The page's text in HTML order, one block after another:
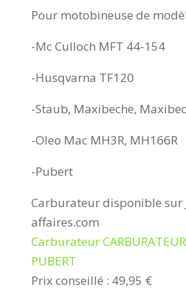
Pour motobineuse de
-Mc Culloch MFT 44-154
-Husqvarna TF120
-Staub, Maxibeche,
-Oleo Mac MH3R, MH166R
-Pubert
Carburateur disponible sur
affaires.com
Carburateur
PUBERT
Prix conseillé : 49,95 €